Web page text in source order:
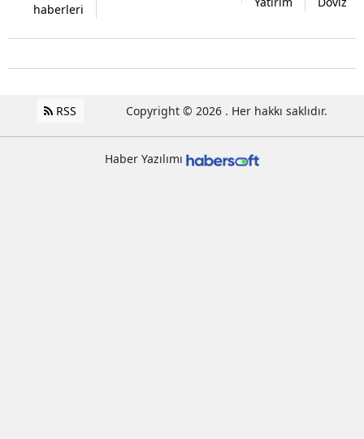
haberleri
RSS Copyright © 2026 . Her hakkı saklıdır.
Haber Yazılımı